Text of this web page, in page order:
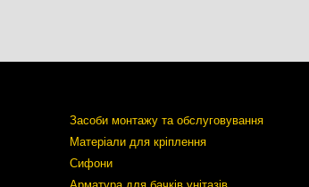
Засоби монтажу та обслуговування
Матеріали для кріплення
Сифони